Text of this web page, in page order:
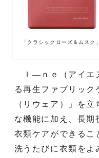
「クラシックローズ＆ムス
Ｉ―ｎｅ（アイエ
る再生ファブリック
（リウェア）」を
な機能に加え、長期
衣類ケアができるこ
洗うたびに衣類をよ